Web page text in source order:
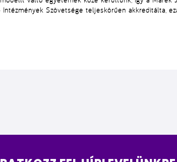
Szövetsége teljeskörűen akkreditálta,